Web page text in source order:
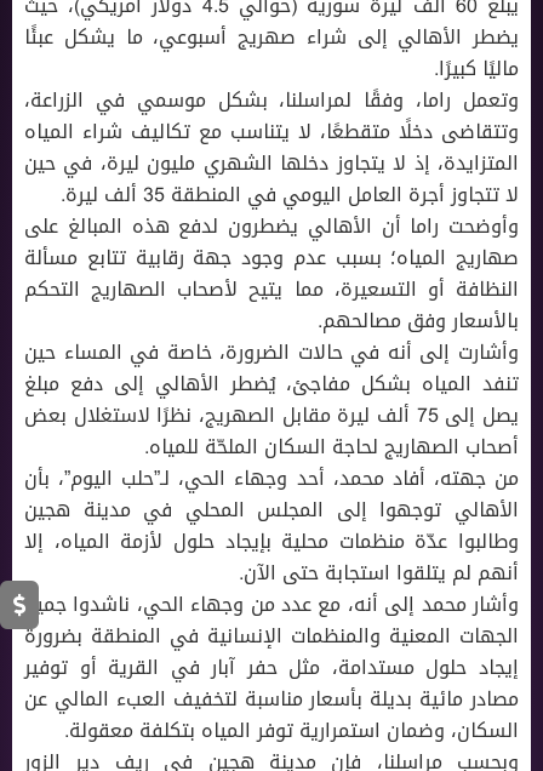
يضطر الأهالي إلى شراء صهريج أسبوعي، ما يشكل عبئًا
ماليًا كبيرًا.
وتعمل راما، وفقًا لمراسلنا، بشكل موسمي في الزراعة،
وتتقاضى دخلًا متقطعًا، لا يتناسب مع تكاليف شراء المياه
المتزايدة، إذ لا يتجاوز دخلها الشهري مليون ليرة، في حين
لا تتجاوز أجرة العامل اليومي في المنطقة 35 ألف ليرة.
وأوضحت راما أن الأهالي يضطرون لدفع هذه المبالغ على
صهاريج المياه؛ بسبب عدم وجود جهة رقابية تتابع مسألة
النظافة أو التسعيرة، مما يتيح لأصحاب الصهاريج التحكم
بالأسعار وفق مصالحهم.
وأشارت إلى أنه في حالات الضرورة، خاصة في المساء حين
تنفد المياه بشكل مفاجئ، يُضطر الأهالي إلى دفع مبلغ
يصل إلى 75 ألف ليرة مقابل الصهريج، نظرًا لاستغلال بعض
أصحاب الصهاريج لحاجة السكان الملحّة للمياه.
من جهته، أفاد محمد، أحد وجهاء الحي، لـ”حلب اليوم”، بأن
الأهالي توجهوا إلى المجلس المحلي في مدينة هجين
وطالبوا عدّة منظمات محلية بإيجاد حلول لأزمة المياه، إلا
أنهم لم يتلقوا استجابة حتى الآن.
وأشار محمد إلى أنه، مع عدد من وجهاء الحي، ناشدوا جميع
الجهات المعنية والمنظمات الإنسانية في المنطقة بضرورة
إيجاد حلول مستدامة، مثل حفر آبار في القرية أو توفير
مصادر مائية بديلة بأسعار مناسبة لتخفيف العبء المالي عن
السكان، وضمان استمرارية توفر المياه بتكلفة معقولة.
وبحسب مراسلنا، فإن مدينة هجين في ريف دير الزور